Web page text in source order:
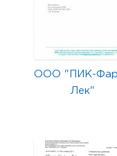
ООО "ПИК-
Лек"